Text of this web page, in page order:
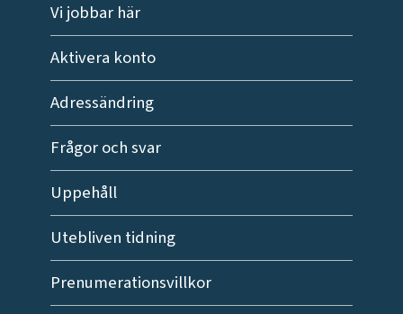
Vi jobbar här
Aktivera konto
Adressändring
Frågor och svar
Uppehåll
Utebliven tidning
Prenumerationsvillkor